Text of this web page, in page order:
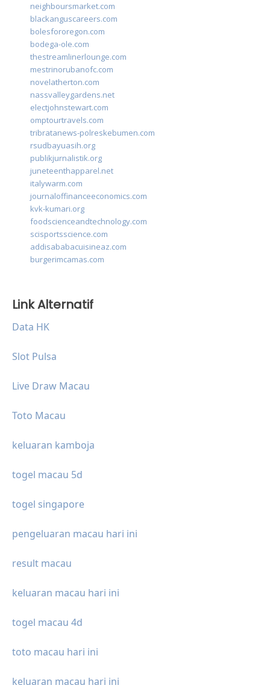
neighboursmarket.com
blackanguscareers.com
bolesfororegon.com
bodega-ole.com
thestreamlinerlounge.com
mestrinorubanofc.com
novelatherton.com
nassvalleygardens.net
electjohnstewart.com
omptourtravels.com
tribratanews-polreskebumen.com
rsudbayuasih.org
publikjurnalistik.org
juneteenthapparel.net
italywarm.com
journaloffinanceeconomics.com
kvk-kumari.org
foodscienceandtechnology.com
scisportsscience.com
addisababacuisineaz.com
burgerimcamas.com
Link Alternatif
Data HK
Slot Pulsa
Live Draw Macau
Toto Macau
keluaran kamboja
togel macau 5d
togel singapore
pengeluaran macau hari ini
result macau
keluaran macau hari ini
togel macau 4d
toto macau hari ini
keluaran macau hari ini